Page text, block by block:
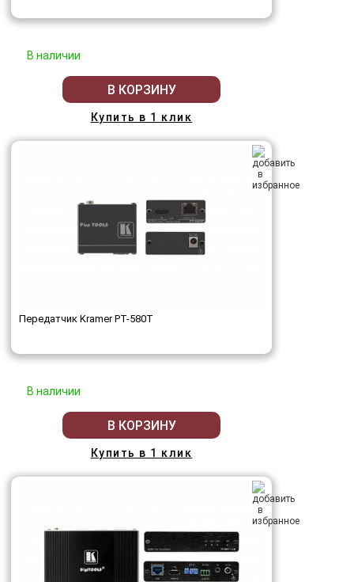
В наличии
В КОРЗИНУ
Купить в 1 клик
Передатчик Kramer PT-580T
В наличии
В КОРЗИНУ
Купить в 1 клик